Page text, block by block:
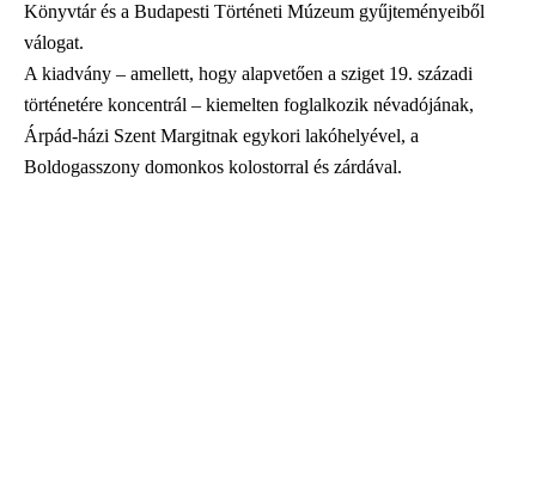
Könyvtár és a Budapesti Történeti Múzeum gyűjteményeiből
válogat.
A kiadvány – amellett, hogy alapvetően a sziget 19. századi
történetére koncentrál – kiemelten foglalkozik névadójának,
Árpád-házi Szent Margitnak egykori lakóhelyével, a
Boldogasszony domonkos kolostorral és zárdával.